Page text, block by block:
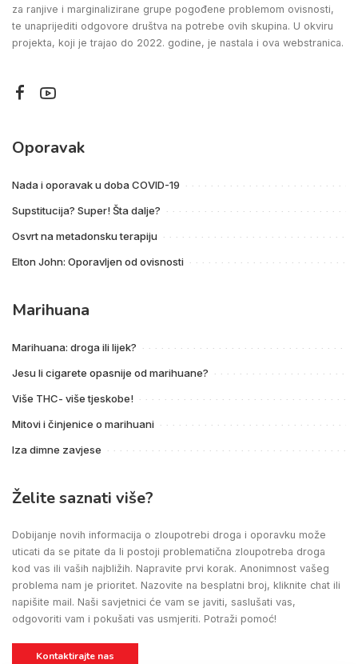
za ranjive i marginalizirane grupe pogođene problemom ovisnosti,
te unaprijediti odgovore društva na potrebe ovih skupina. U okviru
projekta, koji je trajao do 2022. godine, je nastala i ova webstranica.
Oporavak
Nada i oporavak u doba COVID-19
Supstitucija? Super! Šta dalje?
Osvrt na metadonsku terapiju
Elton John: Oporavljen od ovisnosti
Marihuana
Marihuana: droga ili lijek?
Jesu li cigarete opasnije od marihuane?
Više THC- više tjeskobe!
Mitovi i činjenice o marihuani
Iza dimne zavjese
Želite saznati više?
Dobijanje novih informacija o zloupotrebi droga i oporavku može
uticati da se pitate da li postoji problematična zloupotreba droga
kod vas ili vaših najbližih. Napravite prvi korak. Anonimnost vašeg
problema nam je prioritet. Nazovite na besplatni broj, kliknite chat ili
napišite mail. Naši savjetnici će vam se javiti, saslušati vas,
odgovoriti vam i pokušati vas usmjeriti. Potraži pomoć!
Kontaktirajte nas